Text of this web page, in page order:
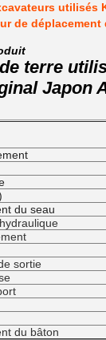
utilisés
de déplacement
terre
Japon
du seau
sortie
du bâton